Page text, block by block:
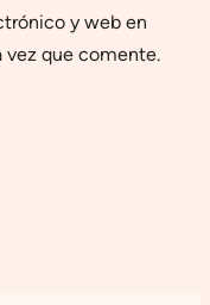
y web en
vez que comente.